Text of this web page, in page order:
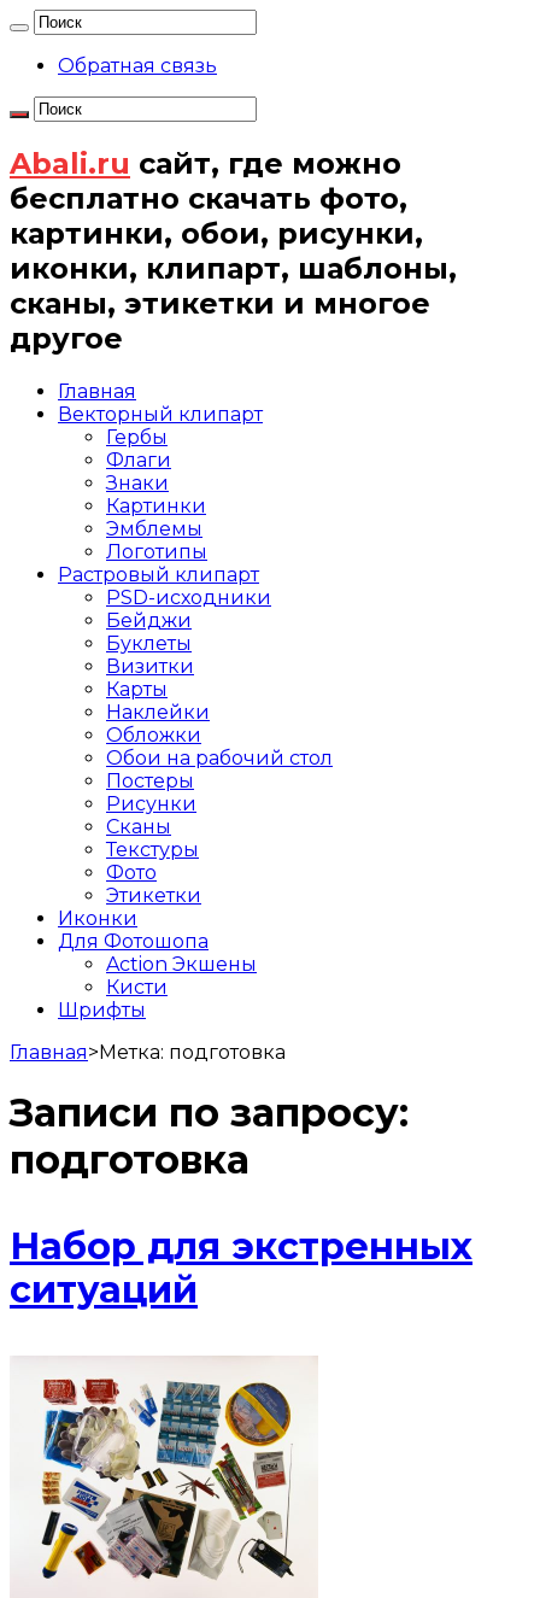
Обратная связь
Abali.ru сайт, где можно
бесплатно скачать фото,
картинки, обои, рисунки,
иконки, клипарт, шаблоны,
сканы, этикетки и многое
другое
Главная
Векторный клипарт
Гербы
Флаги
Знаки
Картинки
Эмблемы
Логотипы
Растровый клипарт
PSD-исходники
Бейджи
Буклеты
Визитки
Карты
Наклейки
Обложки
Обои на рабочий стол
Постеры
Рисунки
Сканы
Текстуры
Фото
Этикетки
Иконки
Для Фотошопа
Action Экшены
Кисти
Шрифты
Главная>Метка: подготовка
Записи по запросу:
подготовка
Набор для экстренных
ситуаций